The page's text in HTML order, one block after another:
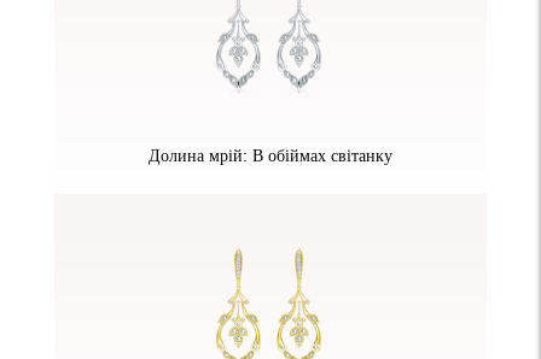
Долина мрій: В обіймах світанку